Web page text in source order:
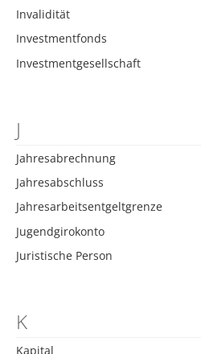
Invalidität
Investmentfonds
Investmentgesellschaft
J
Jahresabrechnung
Jahresabschluss
Jahresarbeitsentgeltgrenze
Jugendgirokonto
Juristische Person
K
Kapital